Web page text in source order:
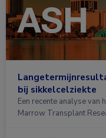
bij sikkelcelziekte
Een recente analyse van
Marrow Transplant